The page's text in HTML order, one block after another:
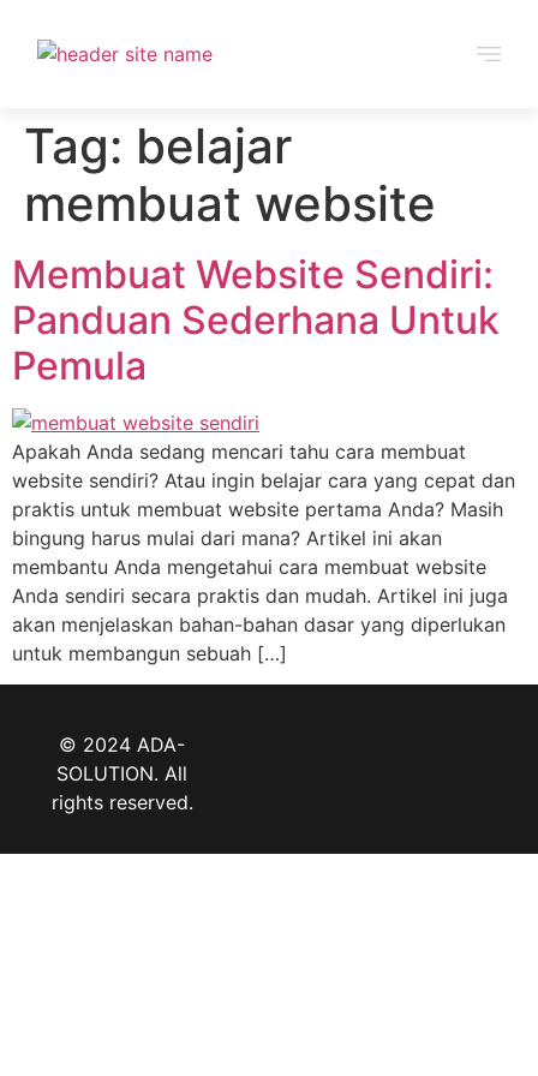
Tag: belajar
membuat website
Membuat Website Sendiri:
Panduan Sederhana Untuk
Pemula
Apakah Anda sedang mencari tahu cara membuat
website sendiri? Atau ingin belajar cara yang cepat dan
praktis untuk membuat website pertama Anda? Masih
bingung harus mulai dari mana? Artikel ini akan
membantu Anda mengetahui cara membuat website
Anda sendiri secara praktis dan mudah. Artikel ini juga
akan menjelaskan bahan-bahan dasar yang diperlukan
untuk membangun sebuah […]
© 2024 ADA-
SOLUTION. All
rights reserved.